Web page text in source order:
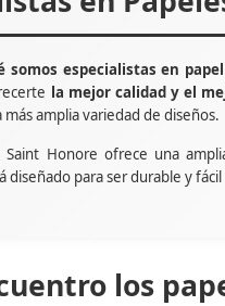
somos especialistas en
la mejor calidad y el
más amplia variedad de diseños.
Saint Honore ofrece una
diseñado para ser durable y
los